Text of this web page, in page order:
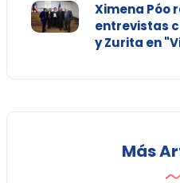
Ximena Póo
entrevistas
y Zurita en
Más